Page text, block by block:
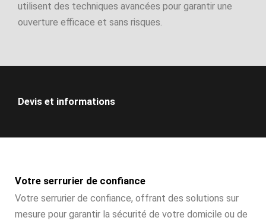
utilisent des techniques avancées pour garantir une
ouverture efficace et sans risques.
Devis et informations
Votre serrurier de confiance
Votre serrurier de confiance, offrant des solutions sur
mesure pour garantir la sécurité de votre domicile ou de